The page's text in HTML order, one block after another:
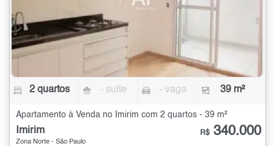
2 quartos - suíte - vaga 39 m²
Apartamento à Venda no Imirim com 2 quartos - 39 m²
Imirim
Zona Norte - São Paulo
R$ 340.000